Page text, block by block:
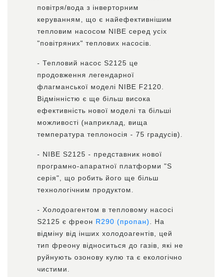
повітря/вода з інверторним
керуванням, що є найефективнішим
тепловим насосом NIBE серед усіх
"повітряних" теплових насосів.
- Тепловий насос S2125 це
продовження легендарної
флагманської моделі NIBE F2120.
Відмінністю є ще більш висока
ефективність нової моделі та більші
можливості (наприклад, вища
температура теплоносія - 75 градусів).
- NIBE S2125 - представник нової
програмно-апаратної платформи "S
серія", що робить його ще більш
технологічним продуктом.
- Холодоагентом в тепловому насосі
S2125 є фреон R290 (пропан)
. На
відміну від інших холодоагентів, цей
тип фреону відноситься до газів, які не
руйнують озонову кулю та є екологічно
чистими.